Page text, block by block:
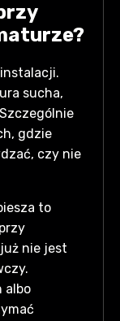
sucha,
gdzie
czy nie
to
nie jest
albo